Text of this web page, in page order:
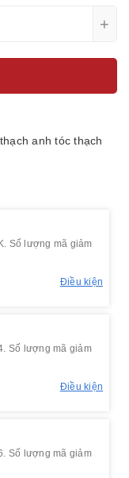
+
thạch anh tóc thạch
Số lượng mã giảm
Điều kiện
Số lượng mã giảm
Điều kiện
Số lượng mã giảm